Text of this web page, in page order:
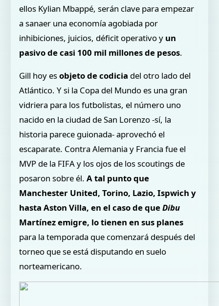
ellos Kylian Mbappé, serán clave para empezar
a sanaer una economía agobiada por
inhibiciones, juicios, déficit operativo y un
pasivo de casi 100 mil millones de pesos.
Gill hoy esobjeto de codicia del otro lado del
Atlántico. Y si la Copa del Mundo es una gran
vidriera para los futbolistas, el número uno
nacido en la ciudad de San Lorenzo -sí, la
historia parece guionada- aprovechó el
escaparate. Contra Alemania y Francia fue el
MVP de la FIFA y los ojos de los scoutings de
posaron sobre él.A tal punto que
Manchester United, Torino, Lazio, Ispwich y
hasta Aston Villa, en el caso de queDibu
Martínez emigre, lo tienen en sus planes
para la temporada que comenzará después del
torneo que se está disputando en suelo
norteamericano.